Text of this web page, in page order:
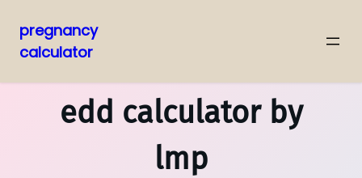
pregnancy
calculator
edd calculator by
lmp